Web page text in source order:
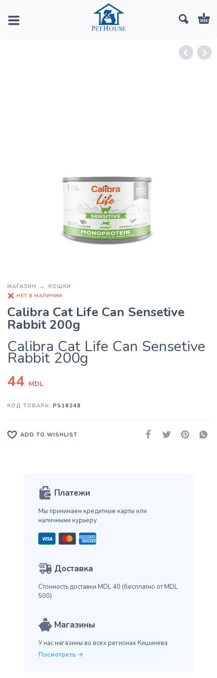
МАГАЗИН КОШКИ
НЕТ В НАЛИЧИИ
Calibra Cat Life Can Sensetive
Rabbit 200g
Calibra Cat Life Can Sensetive
Rabbit 200g
44 MDL
КОД ТОВАРА: PS16248
ADD TO WISHLIST
Платежи
Мы принимаем кредитные карты или
наличными курьеру
Доставка
Стоимость доставки MDL 40 (бесплатно от MDL
500)
Магазины
У нас магазины во всех регионах Кишинева
Посмотреть